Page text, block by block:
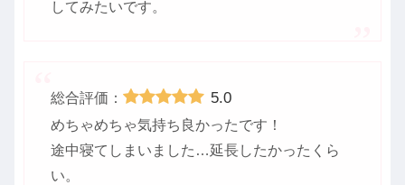
してみたいです。
総合評価： 5.0
めちゃめちゃ気持ち良かったです！
途中寝てしまいました…延長したかったくら
い。